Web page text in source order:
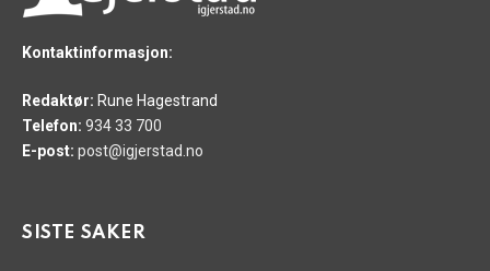
Kontaktinformasjon:
Redaktør: Rune Hagestrand
Telefon: 934 33 700
E-post: post@igjerstad.no
SISTE SAKER